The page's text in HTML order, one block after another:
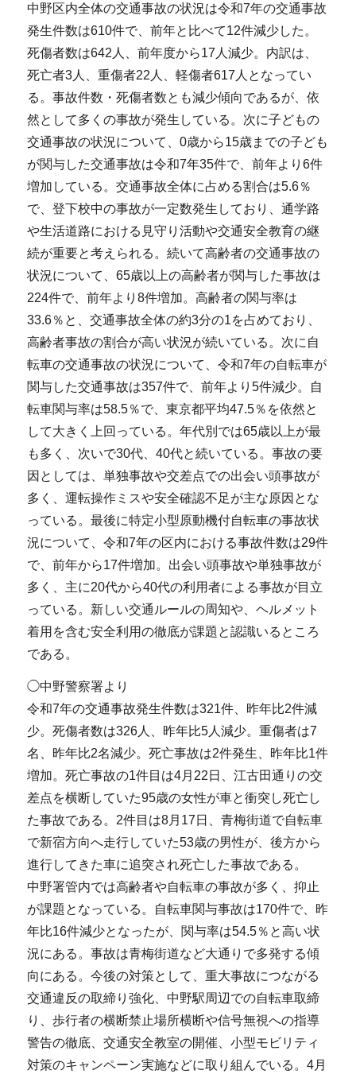
中野区内全体の交通事故の状況は令和7年の交通事故
発生件数は610件で、前年と比べて12件減少した。
死傷者数は642人、前年度から17人減少。内訳は、
死亡者3人、重傷者22人、軽傷者617人となってい
る。事故件数・死傷者数とも減少傾向であるが、依
然として多くの事故が発生している。次に子どもの
交通事故の状況について、0歳から15歳までの子ども
が関与した交通事故は令和7年35件で、前年より6件
増加している。交通事故全体に占める割合は5.6％
で、登下校中の事故が一定数発生しており、通学路
や生活道路における見守り活動や交通安全教育の継
続が重要と考えられる。続いて高齢者の交通事故の
状況について、65歳以上の高齢者が関与した事故は
224件で、前年より8件増加。高齢者の関与率は
33.6％と、交通事故全体の約3分の1を占めており、
高齢者事故の割合が高い状況が続いている。次に自
転車の交通事故の状況について、令和7年の自転車が
関与した交通事故は357件で、前年より5件減少。自
転車関与率は58.5％で、東京都平均47.5％を依然と
して大きく上回っている。年代別では65歳以上が最
も多く、次いで30代、40代と続いている。事故の要
因としては、単独事故や交差点での出会い頭事故が
多く、運転操作ミスや安全確認不足が主な原因とな
っている。最後に特定小型原動機付自転車の事故状
況について、令和7年の区内における事故件数は29件
で、前年から17件増加。出会い頭事故や単独事故が
多く、主に20代から40代の利用者による事故が目立
っている。新しい交通ルールの周知や、ヘルメット
着用を含む安全利用の徹底が課題と認識いるところ
である。
◯中野警察署より
令和7年の交通事故発生件数は321件、昨年比2件減
少。死傷者数は326人、昨年比5人減少。重傷者は7
名、昨年比2名減少。死亡事故は2件発生、昨年比1件
増加。死亡事故の1件目は4月22日、江古田通りの交
差点を横断していた95歳の女性が車と衝突し死亡し
た事故である。2件目は8月17日、青梅街道で自転車
で新宿方向へ走行していた53歳の男性が、後方から
進行してきた車に追突され死亡した事故である。
中野署管内では高齢者や自転車の事故が多く、抑止
が課題となっている。自転車関与事故は170件で、昨
年比16件減少となったが、関与率は54.5％と高い状
況にある。事故は青梅街道など大通りで多発する傾
向にある。今後の対策として、重大事故につながる
交通違反の取締り強化、中野駅周辺での自転車取締
り、歩行者の横断禁止場所横断や信号無視への指導
警告の徹底、交通安全教室の開催、小型モビリティ
対策のキャンペーン実施などに取り組んでいる。4月